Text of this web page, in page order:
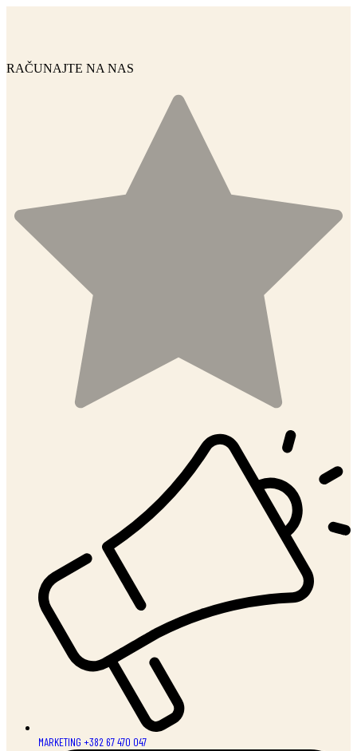
RAČUNAJTE NA NAS
MARKETING +382 67 470 047